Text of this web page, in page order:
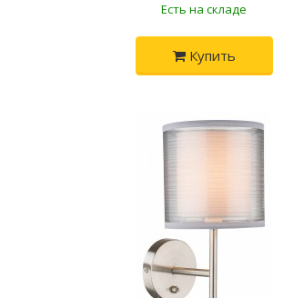
Есть на складе
Купить